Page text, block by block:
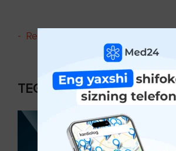
- Reyting va sharhlar
TEGISHLI MAQOLALAR